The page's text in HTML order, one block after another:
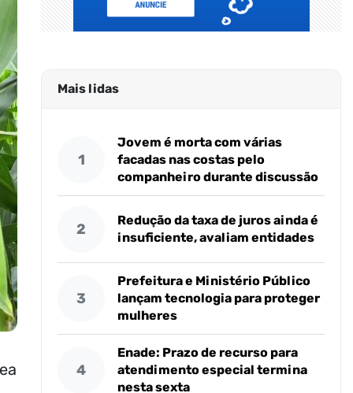
Mais lidas
1
Jovem é morta com várias
facadas nas costas pelo
companheiro durante discussão
2
Redução da taxa de juros ainda é
insuficiente, avaliam entidades
3
Prefeitura e Ministério Público
lançam tecnologia para proteger
mulheres
4
Enade: Prazo de recurso para
atendimento especial termina
nesta sexta